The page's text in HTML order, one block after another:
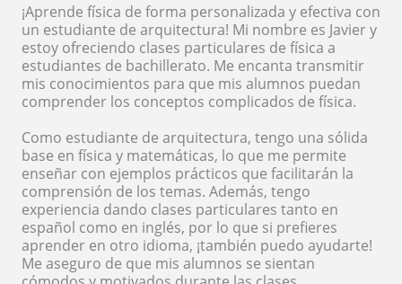
¡Aprende física de forma personalizada y efectiva con
un estudiante de arquitectura! Mi nombre es Javier y
estoy ofreciendo clases particulares de física a
estudiantes de bachillerato. Me encanta transmitir
mis conocimientos para que mis alumnos puedan
comprender los conceptos complicados de física.
Como estudiante de arquitectura, tengo una sólida
base en física y matemáticas, lo que me permite
enseñar con ejemplos prácticos que facilitarán la
comprensión de los temas. Además, tengo
experiencia dando clases particulares tanto en
español como en inglés, por lo que si prefieres
aprender en otro idioma, ¡también puedo ayudarte!
Me aseguro de que mis alumnos se sientan